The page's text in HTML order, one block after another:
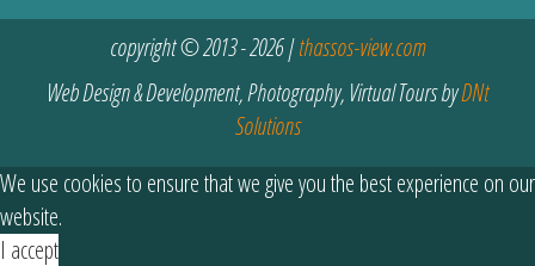
copyright © 2013 - 2026 |thassos-view.com
Web Design & Development, Photography, Virtual Tours byDNt
Solutions
We use cookies to ensure that we give you the best experience on our
website.
I accept